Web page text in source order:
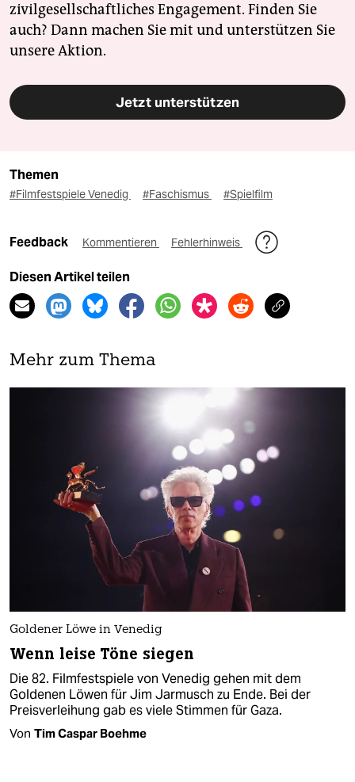
zivilgesellschaftliches Engagement. Finden Sie
auch? Dann machen Sie mit und unterstützen Sie
unsere Aktion.
Jetzt unterstützen
Themen
#Filmfestspiele Venedig #Faschismus #Spielfilm
Feedback Kommentieren Fehlerhinweis
Diesen Artikel teilen
Mehr zum Thema
Goldener Löwe in Venedig
Wenn leise Töne siegen
Die 82. Filmfestspiele von Venedig gehen mit dem
Goldenen Löwen für Jim Jarmusch zu Ende. Bei der
Preisverleihung gab es viele Stimmen für Gaza.
Von Tim Caspar Boehme